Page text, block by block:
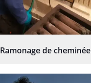
Ramonage de cheminée